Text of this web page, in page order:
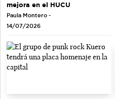
mejora en el HUCU
Paula Montero -
14/07/2026